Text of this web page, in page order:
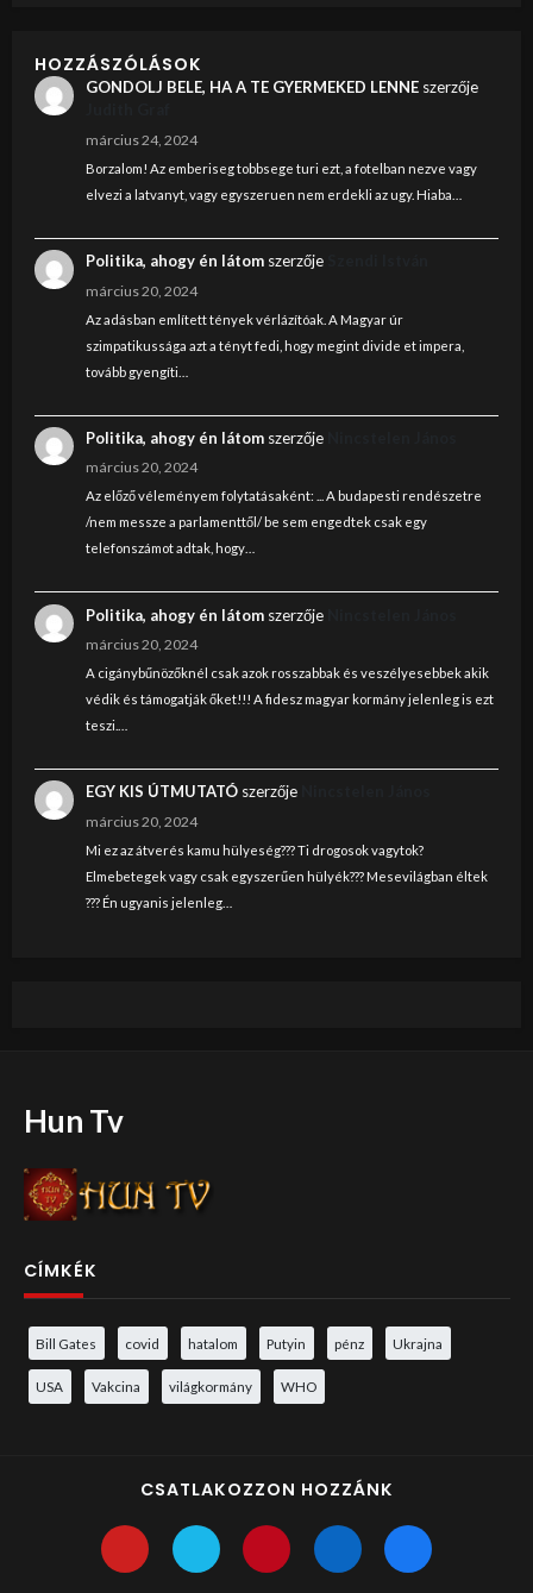
HOZZÁSZÓLÁSOK
GONDOLJ BELE, HA A TE GYERMEKED LENNEszerzője
március 24, 2024
Borzalom! Az emberiseg tobbsege turi ezt, a fotelban nezve vagy
elvezi a latvanyt, vagy egyszeruen nem erdekli az ugy. Hiaba…
Politika, ahogy én látomszerzője
március 20, 2024
Az adásban említett tények vérlázítóak. A Magyar úr
szimpatikussága azt a tényt fedi, hogy megint divide et impera,
tovább gyengíti…
Politika, ahogy én látomszerzője
március 20, 2024
Az előző véleményem folytatásaként: ... A budapesti rendészetre
/nem messze a parlamenttől/ be sem engedtek csak egy
telefonszámot adtak, hogy…
Politika, ahogy én látomszerzője
március 20, 2024
A cigánybűnözőknél csak azok rosszabbak és veszélyesebbek akik
védik és támogatják őket!!! A fidesz magyar kormány jelenleg is ezt
teszi.…
EGY KIS ÚTMUTATÓszerzője
március 20, 2024
Mi ez az átverés kamu hülyeség??? Ti drogosok vagytok?
Elmebetegek vagy csak egyszerűen hülyék??? Mesevilágban éltek
??? Én ugyanis jelenleg…
Hun Tv
CÍMKÉK
Bill Gates covid hatalom Putyin pénz Ukrajna
USA Vakcina világkormány WHO
CSATLAKOZZON HOZZÁNK